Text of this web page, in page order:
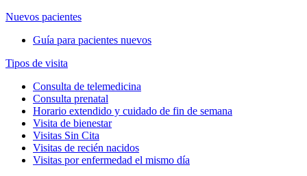
Nuevos pacientes
Guía para pacientes nuevos
Tipos de visita
Consulta de telemedicina
Consulta prenatal
Horario extendido y cuidado de fin de semana
Visita de bienestar
Visitas Sin Cita
Visitas de recién nacidos
Visitas por enfermedad el mismo día